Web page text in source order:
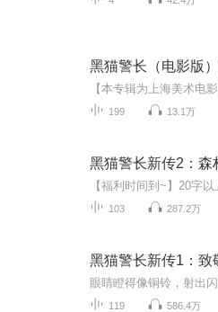
黑猫警长（电影版
199 13.1万
103 287.2万
119 586.4万